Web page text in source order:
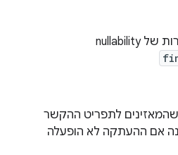
הוספת אנוטציות חסרות של nullability
לתפריט ההקשר
אם ההעתקה לא הופעלה